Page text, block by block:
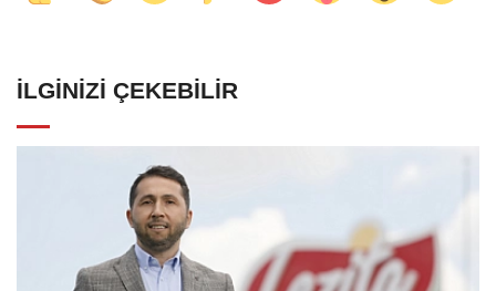
İLGINIZI ÇEKEBILIR